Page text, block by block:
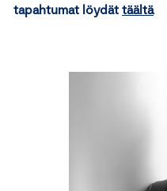
tapahtumat löydät täältä